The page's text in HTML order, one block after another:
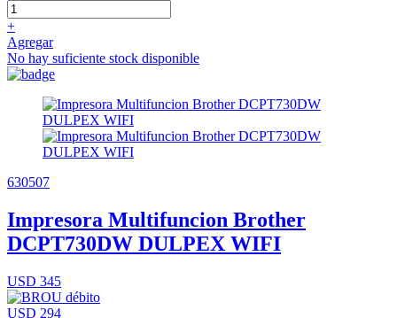
+
Agregar
No hay suficiente stock disponible
630507
Impresora Multifuncion Brother
DCPT730DW DULPEX WIFI
USD 345
USD 294